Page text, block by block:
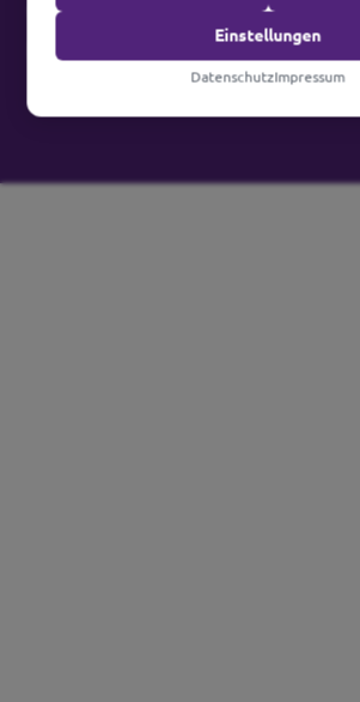
Wir lieben die EU - das heißt aber
keinen Raum für Verbesserungen
Einstellungen
DatenschutzImpressum